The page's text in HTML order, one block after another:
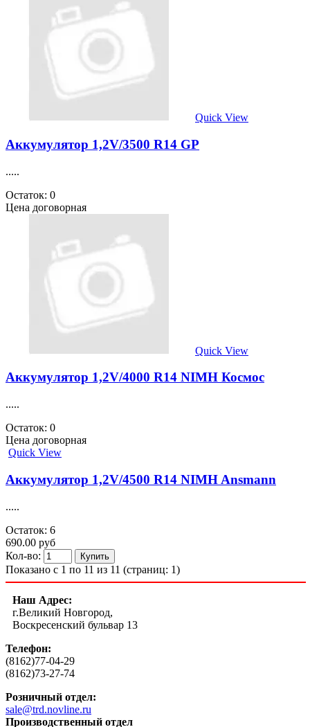
Quick View
Аккумулятор 1,2V/3500 R14 GP
.....
Остаток: 0
Цена договорная
Quick View
Аккумулятор 1,2V/4000 R14 NIMH Космос
.....
Остаток: 0
Цена договорная
Quick View
Аккумулятор 1,2V/4500 R14 NIMH Ansmann
.....
Остаток: 6
690.00 руб
Кол-во:
Показано с 1 по 11 из 11 (страниц: 1)
Наш Адрес:
г.Великий Новгород,
Воскресенский бульвар 13
Телефон:
(8162)77-04-29
(8162)73-27-74
Розничный отдел:
sale@trd.novline.ru
Производственный отдел